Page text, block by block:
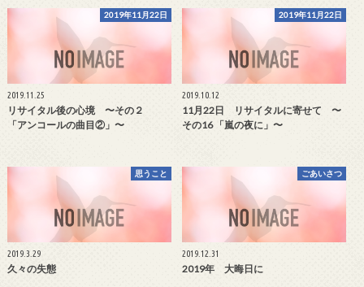
2019年11月22日
2019.11.25
リサイタル後の心境 〜その２
「アンコールの曲目②」〜
2019年11月22日
2019.10.12
11月22日 リサイタルに寄せて 〜
その16 「嵐の夜に」〜
思うこと
2019.3.29
久々の失態
ごあいさつ
2019.12.31
2019年 大晦日に